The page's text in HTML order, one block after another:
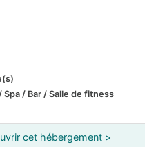
Spa / Bar / Salle de fitness
cet hébergement >